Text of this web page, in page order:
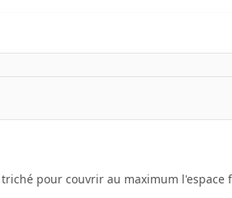
pour couvrir au maximum l'espace